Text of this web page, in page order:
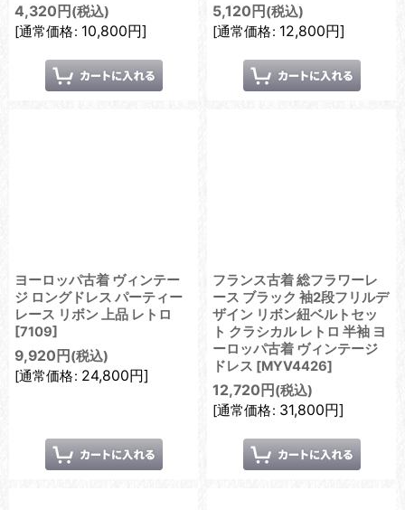
4,320 円 (税込)
[通常価格: 10,800円]
5,120 円 (税込)
[通常価格: 12,800円]
ヨーロッパ古着 ヴィンテー
ジ ロングドレス パーティー
レース リボン 上品 レトロ
[7109]
9,920 円 (税込)
[通常価格: 24,800円]
フランス古着 総フラワーレ
ース ブラック 袖2段フリルデ
ザイン リボン紐ベルトセッ
ト クラシカル レトロ 半袖 ヨ
ーロッパ古着 ヴィンテージ
ドレス [MYV4426]
12,720 円 (税込)
[通常価格: 31,800円]